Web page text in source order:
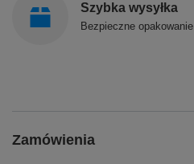
Szybka wysyłka
Bezpieczne opakowanie
Zamówienia